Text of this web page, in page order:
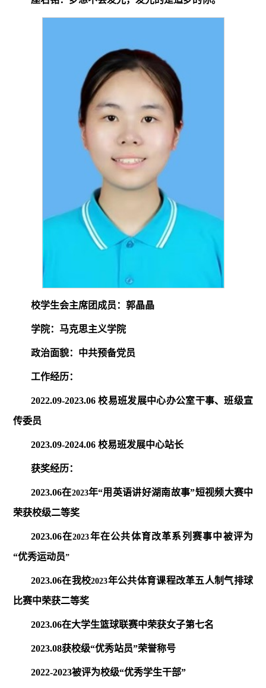
校学生会主席团成员：郭晶晶
学院：马克思主义学院
政治面貌：中共预备党员
工作经历：
2022.09-2023.06校易班发展中心办公室干事、班级宣
传委员
2023.09-2024.06 校易班发展中心站长
获奖经历：
2023.06在2023年“用英语讲好湖南故事”短视频大赛中
荣获校级二等奖
2023.06在2023年在公共体育改革系列赛事中被评为
“优秀运动员”
2023.06在我校2023年公共体育课程改革五人制气排球
比赛中荣获二等奖
2023.06在大学生篮球联赛中荣获女子第七名
2023.08获校级“优秀站员”荣誉称号
2022-2023被评为校级“优秀学生干部”